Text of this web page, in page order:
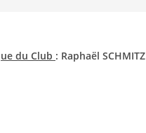
du Club : Raphaël SCHMITZ